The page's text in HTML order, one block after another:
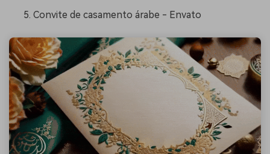
Convite de casamento árabe - Envato